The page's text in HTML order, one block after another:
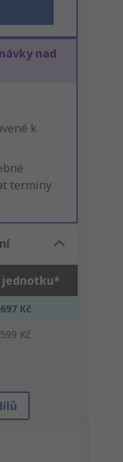
nad
k
termíny
jednotku*
Kč
Kč